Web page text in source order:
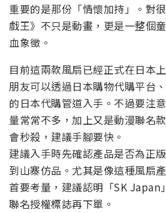
重要的是那份「情懷加持」。對
戲王》不只是動畫，更是一整個
血象徵。
目前這兩款風扇已經正式在日本
朋友可以透過日本購物代購平台
的日本代購管道入手。不過要注
量常常不多，加上又是動漫聯名
會秒殺，建議手腳要快。
建議入手時先確認產品是否為正
到山寨仿品。尤其是像這種風扇
首要考量，建議認明「SK
聯名授權標誌再下單。